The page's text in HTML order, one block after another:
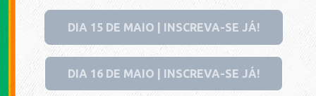
DIA 15 DE MAIO | INSCREVA-SE JÁ!
DIA 16 DE MAIO | INSCREVA-SE JÁ!